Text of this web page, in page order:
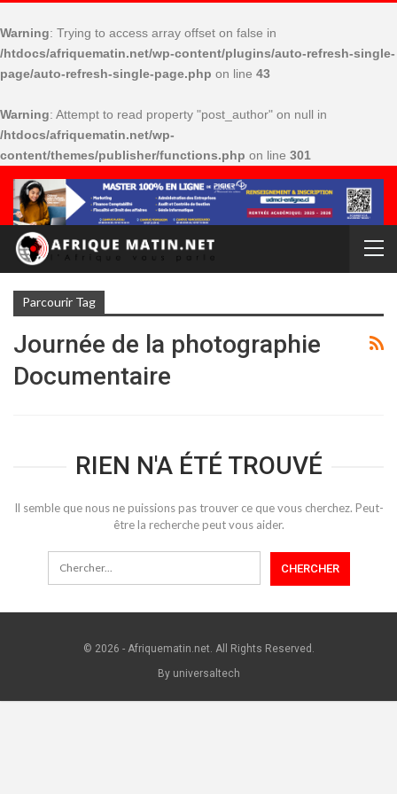
Warning: Trying to access array offset on false in
/htdocs/afriquematin.net/wp-content/plugins/auto-refresh-single-
page/auto-refresh-single-page.php on line 43
Warning: Attempt to read property "post_author" on null in
/htdocs/afriquematin.net/wp-
content/themes/publisher/functions.php on line 301
Parcourir Tag
Journée de la photographie
Documentaire
RIEN N'A ÉTÉ TROUVÉ
Il semble que nous ne puissions pas trouver ce que vous cherchez. Peut-
être la recherche peut vous aider.
© 2026 - Afriquematin.net. All Rights Reserved.
By universaltech